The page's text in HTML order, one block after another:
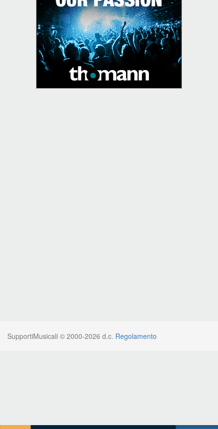
SupportiMusicali © 2000-2026 d.c. Regolamento